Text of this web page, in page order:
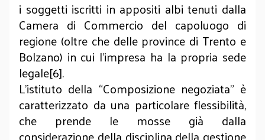
i soggetti iscritti in appositi albi tenuti dalla
Camera di Commercio del capoluogo di
regione (oltre che delle province di Trento e
Bolzano) in cui l’impresa ha la propria sede
legale[6].
L’istituto della “Composizione negoziata” è
caratterizzato da una particolare flessibilità,
che prende le mosse già dalla